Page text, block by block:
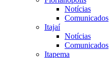
Notícias
Comunicados
Itajaí
Notícias
Comunicados
Itapema